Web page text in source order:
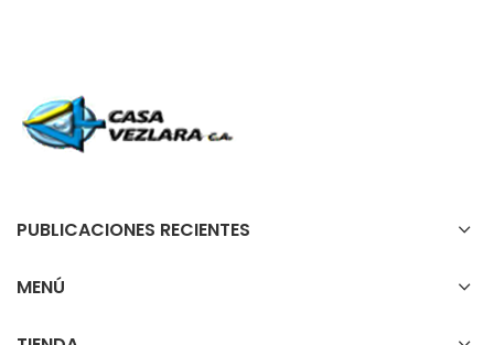
PUBLICACIONES RECIENTES
MENÚ